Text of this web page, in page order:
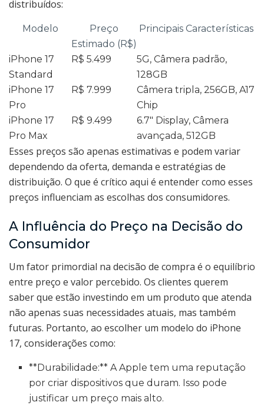
distribuídos:
Modelo
Preço
Estimado (R$)
Principais Características
iPhone 17
Standard
R$ 5.499
5G, Câmera padrão,
128GB
iPhone 17
Pro
R$ 7.999
Câmera tripla, 256GB, A17
Chip
iPhone 17
Pro Max
R$ 9.499
6.7″ Display, Câmera
avançada, 512GB
Esses preços são apenas estimativas e podem variar
dependendo da oferta, demanda e estratégias de
distribuição. O que é crítico aqui é entender como esses
preços influenciam as escolhas dos consumidores.
A Influência do Preço na Decisão do
Consumidor
Um fator primordial na decisão de compra é o equilíbrio
entre preço e valor percebido. Os clientes querem
saber que estão investindo em um produto que atenda
não apenas suas necessidades atuais, mas também
futuras. Portanto, ao escolher um modelo do iPhone
17, considerações como:
**Durabilidade:** A Apple tem uma reputação
por criar dispositivos que duram. Isso pode
justificar um preço mais alto.